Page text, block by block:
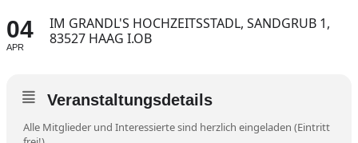
04
APR
IM GRANDL'S HOCHZEITSSTADL, SANDGRUB 1,
83527 HAAG I.OB
Veranstaltungsdetails
Alle Mitglieder und Interessierte sind herzlich eingeladen (Eintritt